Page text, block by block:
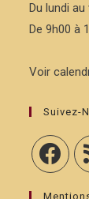
Du lundi au
De 9h00 à
Voir
Suivez-